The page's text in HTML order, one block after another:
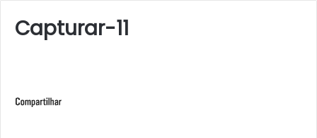
Capturar-11